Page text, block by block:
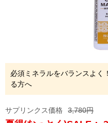
必須ミネラルをバランスよく
る方へ
サプリンクス価格 3,780円